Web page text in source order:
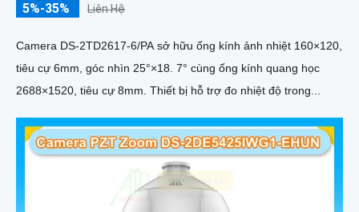
5%-35% Liên Hệ
Camera DS-2TD2617-6/PA sở hữu ống kính ảnh nhiệt 160×120,
tiêu cự 6mm, góc nhìn 25°×18. 7° cùng ống kính quang học
2688×1520, tiêu cự 8mm. Thiết bị hỗ trợ đo nhiệt độ trong...